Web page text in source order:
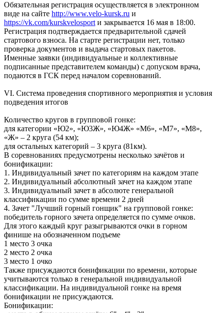
Обязательная регистрация осуществляется в электронном
виде на сайте http://www.velo-kursk.ru и
https://vk.com/kurskvelosport и закрывается 16 мая в 18:00.
Регистрация подтверждается предварительной сдачей
стартового взноса. На старте регистрации нет, только
проверка документов и выдача стартовых пакетов.
Именные заявки (индивидуальные и коллективные
подписанные представителем команды) с допуском врача,
подаются в ГСК перед началом соревнований.
VI. Система проведения спортивного мероприятия и условия
подведения итогов
Количество кругов в групповой гонке:
для категории «Ю2», «Ю3Ж», «Ю4Ж» «М6», «М7», «М8»,
«Ж» – 2 круга (54 км);
для остальных категорий – 3 круга (81км).
В соревнованиях предусмотрены несколько зачётов и
бонификации:
1. Индивидуальный зачет по категориям на каждом этапе
2. Индивидуальный абсолютный зачет на каждом этапе
3. Индивидуальный зачет в абсолюте генеральной
классификации по сумме времени 2 дней
4. Зачет "Лучший горный гонщик" на групповой гонке:
победитель горного зачета определяется по сумме очков.
Для этого каждый круг разыгрываются очки в горном
финише на обозначенном подъеме
1 место 3 очка
2 место 2 очка
3 место 1 очко
Также присуждаются бонификации по времени, которые
учитываются только в генеральной индивидуальной
классификации. На индивидуальной гонке на время
бонификации не присуждаются.
Бонификации: